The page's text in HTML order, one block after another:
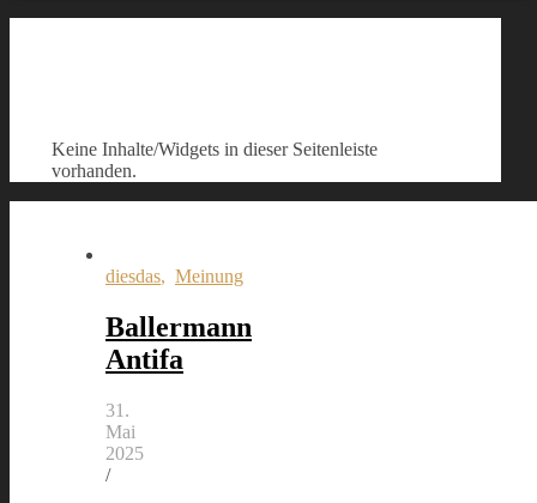
Keine Inhalte/Widgets in dieser Seitenleiste
vorhanden.
diesdas, Meinung
Ballermann
Antifa
31.
Mai
2025
/